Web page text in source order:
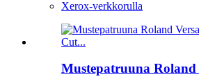
Xerox-verkkorulla
Mustepatruuna Roland